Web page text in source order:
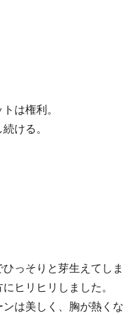
は権利。
ける。
っそりと芽生えてしま
ヒリヒリしました。
は美しく、胸が熱くな